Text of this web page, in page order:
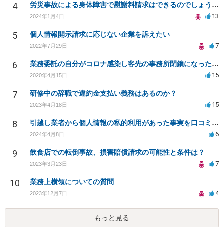
4 労災事故による身体障害で慰謝料請求はできるのでしょうか？
2024年1月4日 13
5 個人情報開示請求に応じない企業を訴えたい
2022年7月29日 7
6 業務委託の自分がコロナ感染し客先の事務所閉鎖になったら損害賠償請求されますか？
2020年4月15日 15
7 研修中の辞職で違約金支払い義務はあるのか？
2023年4月18日 15
8 引越し業者から個人情報の私的利用があった事実を口コミに投稿するのは名誉毀損に該当しますか？
2024年4月8日 6
9 飲食店での転倒事故、損害賠償請求の可能性と条件は？
2023年3月23日 7
10 業務上横領についての質問
2023年12月7日 4
もっと見る